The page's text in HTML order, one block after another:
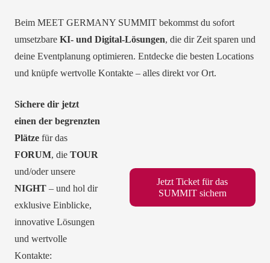
Beim MEET GERMANY SUMMIT bekommst du sofort
umsetzbare KI- und Digital-Lösungen, die dir Zeit sparen und
deine Eventplanung optimieren. Entdecke die besten Locations
und knüpfe wertvolle Kontakte – alles direkt vor Ort.
Sichere dir jetzt
einen der begrenzten
Plätze für das
FORUM, die TOUR
und/oder unsere
NIGHT – und hol dir
exklusive Einblicke,
innovative Lösungen
und wertvolle
Kontakte:
Jetzt Ticket für das
SUMMIT sichern